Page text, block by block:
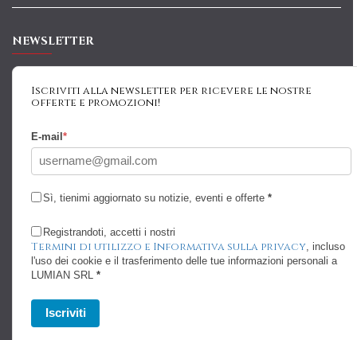
NEWSLETTER
Iscriviti alla newsletter per ricevere le nostre
offerte e promozioni!
E-mail *
Sì, tienimi aggiornato su notizie, eventi e offerte *
Registrandoti, accetti i nostri
Termini di utilizzo e Informativa sulla privacy , incluso
l'uso dei cookie e il trasferimento delle tue informazioni personali a
LUMIAN SRL
*
Iscriviti